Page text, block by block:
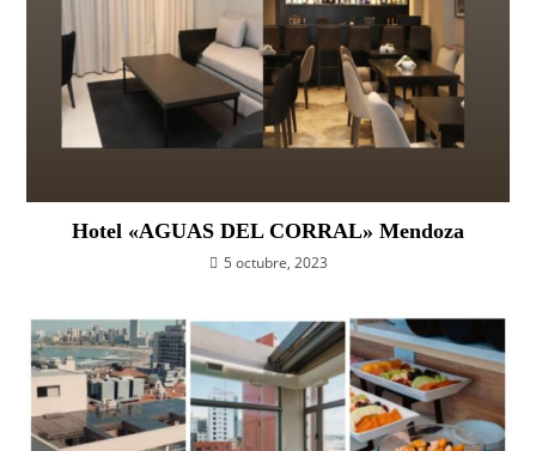
Hotel «AGUAS DEL CORRAL» Mendoza
5 octubre, 2023